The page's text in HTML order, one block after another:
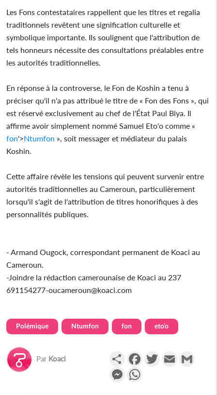
Les Fons contestataires rappellent que les titres et regalia
traditionnels revêtent une signification culturelle et
symbolique importante. Ils soulignent que l'attribution de
tels honneurs nécessite des consultations préalables entre
les autorités traditionnelles.
En réponse à la controverse, le Fon de Koshin a tenu à
préciser qu'il n'a pas attribué le titre de « Fon des Fons », qui
est réservé exclusivement au chef de l'État Paul Biya. Il
affirme avoir simplement nommé Samuel Eto'o comme «
fon'>Ntumfon », soit messager et médiateur du palais
Koshin.
Cette affaire révèle les tensions qui peuvent survenir entre
autorités traditionnelles au Cameroun, particulièrement
lorsqu'il s'agit de l'attribution de titres honorifiques à des
personnalités publiques.
- Armand Ougock, correspondant permanent de Koaci au
Cameroun.
-Joindre la rédaction camerounaise de Koaci au 237
691154277-oucameroun@koaci.com
Polémique Ntumfon fon eto’o
Par Koaci PartagerFacebookTwitterEmail
Messenger